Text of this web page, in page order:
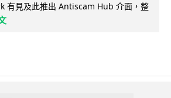
有見及此推出 Antiscam Hub 介面，整